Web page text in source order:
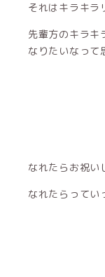
それはキラキラ
先輩方のキラキ
なりたいなって
なれたらお祝い
なれたらってい